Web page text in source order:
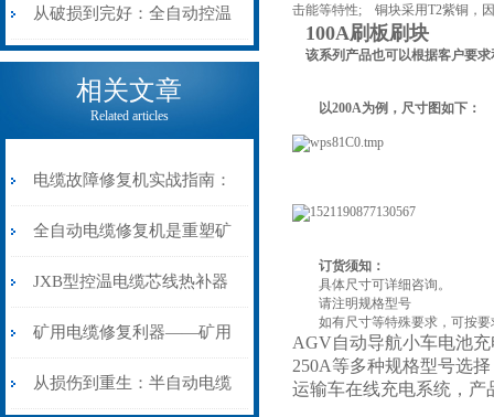
机械密码
从入门到精通
从破损到完好：全自动控温
电缆热补机的核心价值
相关文章
Related articles
电缆故障修复机实战指南：
从“盲测”到“精确定点”的三
步作业法
全自动电缆修复机是重塑矿
山电力动脉的“智能外科医
生”
JXB型控温电缆芯线热补器
安装与接线：精准修复的工
艺基石
矿用电缆修复利器——矿用
电缆热补机智能控温，安全
从损伤到重生：半自动电缆
击能等特性; 铜块采用T2紫铜，
100A刷板刷块
该系列产品也可以根据客户要
以200A为例，尺寸图如下：
订货须知：
具体尺寸可详细咨询。
请注明规格型号
如有尺寸等特殊要求，可按要
AGV自动导航小车电池
250A等多种规格型号选
运输车在线充电系统，产